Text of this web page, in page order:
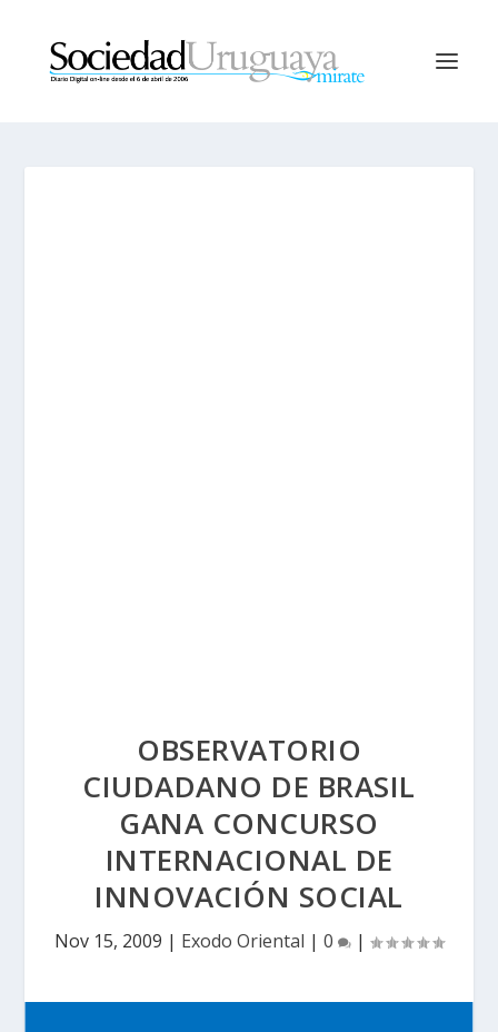
OBSERVATORIO
CIUDADANO DE BRASIL
GANA CONCURSO
INTERNACIONAL DE
INNOVACIÓN SOCIAL
Nov 15, 2009 | Exodo Oriental | 0 |